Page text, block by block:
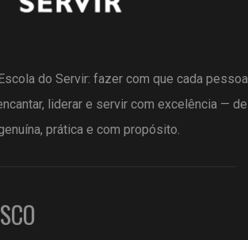
do Servir: fazer com que cada pessoa
liderar e servir com excelência — de
prática e com propósito.